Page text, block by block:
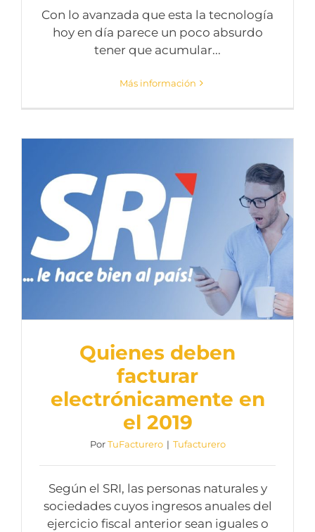
Con lo avanzada que esta la tecnología
hoy en día parece un poco absurdo
tener que acumular...
Más información
Quienes deben
facturar
electrónicamente en
el 2019
PorTuFacturero | Tufacturero
Según el SRI, las personas naturales y
sociedades cuyos ingresos anuales del
ejercicio fiscal anterior sean iguales o